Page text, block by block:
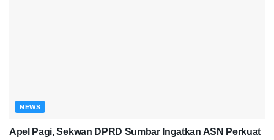
NEWS
Apel Pagi, Sekwan DPRD Sumbar Ingatkan ASN Perkuat